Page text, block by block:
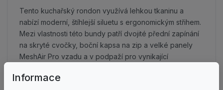
Tento kuchařský rondon využívá lehkou tkaninu a
nabízí moderní, štíhlejší siluetu s ergonomickým střihem.
Mezi vlastnosti této bundy patří dvojité přední zapínání
na skryté cvočky, boční kapsa na zip a velké panely
MeshAir Pro vzadu a v podpaží pro vynikající
Informace